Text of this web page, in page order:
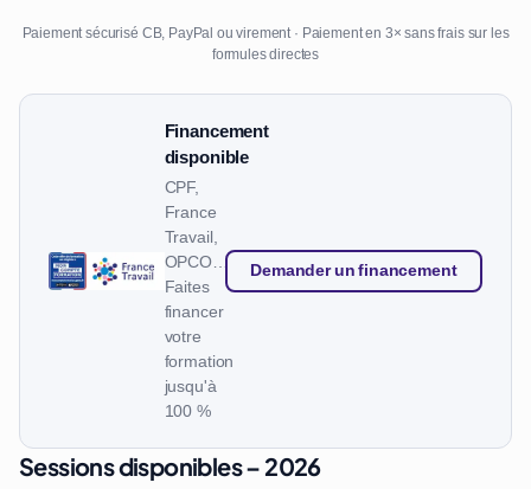
Paiement sécurisé CB, PayPal ou virement · Paiement en 3× sans frais sur les
formules directes
Financement
disponible
CPF,
France
Travail,
OPCO…
Faites
financer
votre
formation
jusqu'à
100 %
Demander un financement
Sessions disponibles – 2026